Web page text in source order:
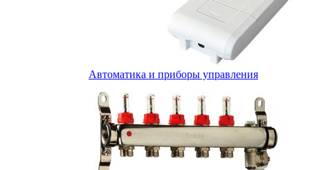
Автоматика и приборы управления